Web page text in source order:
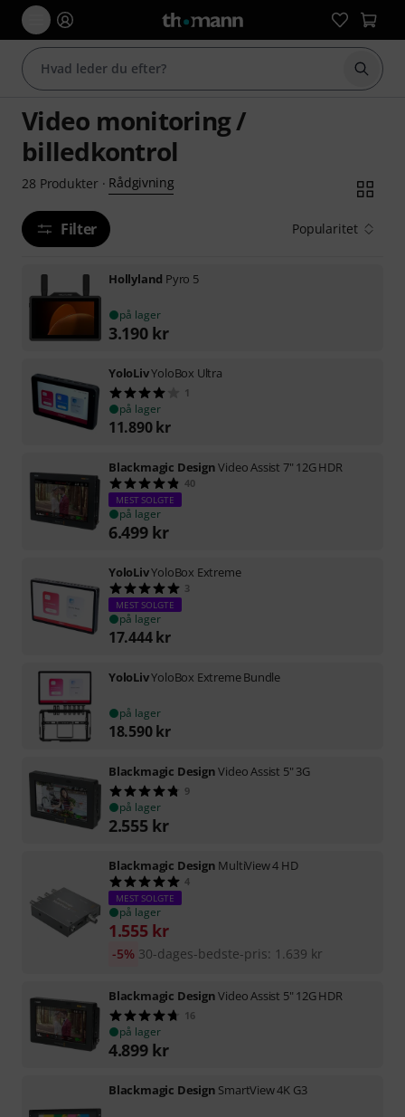
Start
Video monitoring /
billedkontrol
28 Produkter· Rådgivning
Filter Popularitet
Hollyland Pyro 5
på lager
3.190 kr
YoloLivYoloBox Ultra
1
på lager
11.890 kr
Blackmagic DesignVideo Assist 7" 12G HDR
40
MEST SOLGTE
på lager
6.499 kr
YoloLivYoloBox Extreme
3
MEST SOLGTE
på lager
17.444 kr
YoloLivYoloBox Extreme Bundle
på lager
18.590 kr
Blackmagic DesignVideo Assist 5" 3G
9
på lager
2.555 kr
Blackmagic Design MultiView 4 HD
4
MEST SOLGTE
på lager
1.555 kr
30-dages-bedste-pris: 1.639 kr
-5%
Blackmagic DesignVideo Assist 5" 12G HDR
16
på lager
4.899 kr
Blackmagic Design SmartView 4K G3